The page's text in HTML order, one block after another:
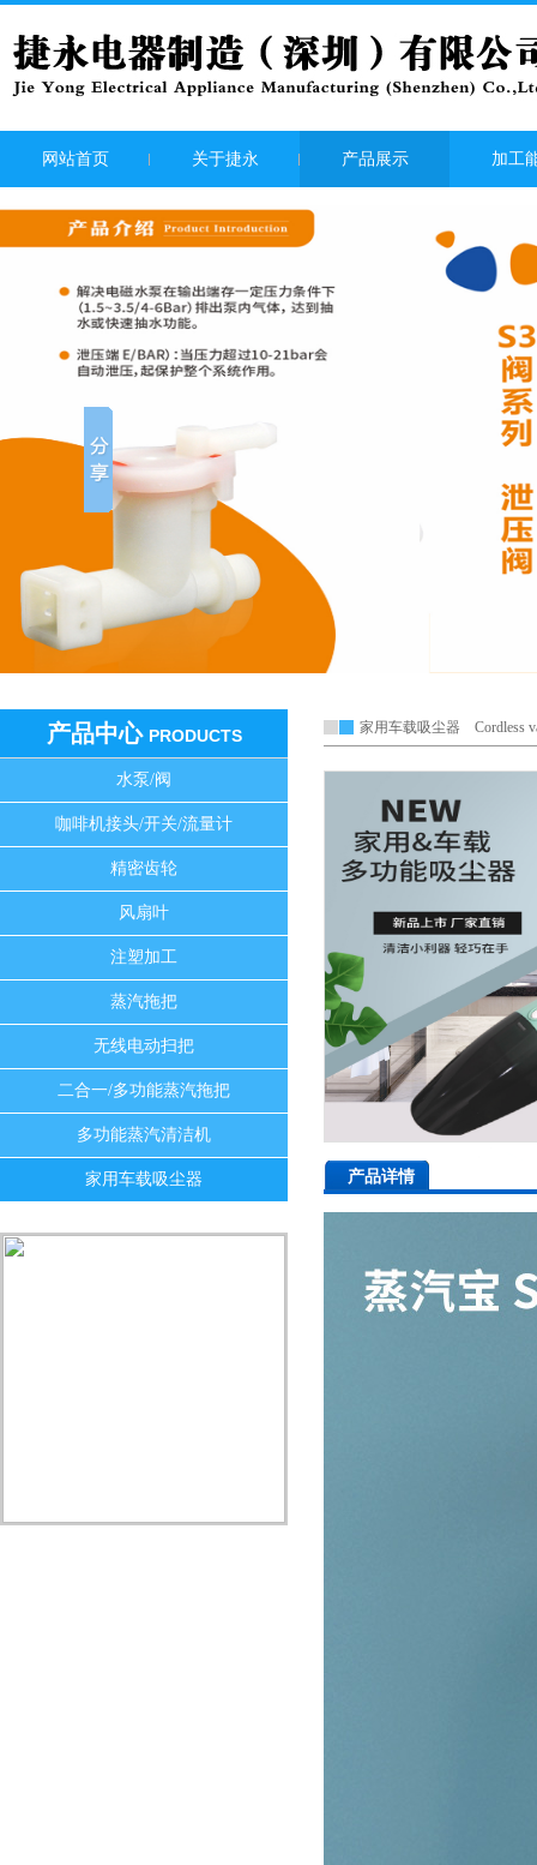
网站首页 关于捷永 产品展示 加工
产品中心 PRODUCTS
水泵/阀
咖啡机接头/开关/流量计
精密齿轮
风扇叶
注塑加工
蒸汽拖把
无线电动扫把
二合一/多功能蒸汽拖把
多功能蒸汽清洁机
家用车载吸尘器
家用车载吸尘器 Cordless
产品详情